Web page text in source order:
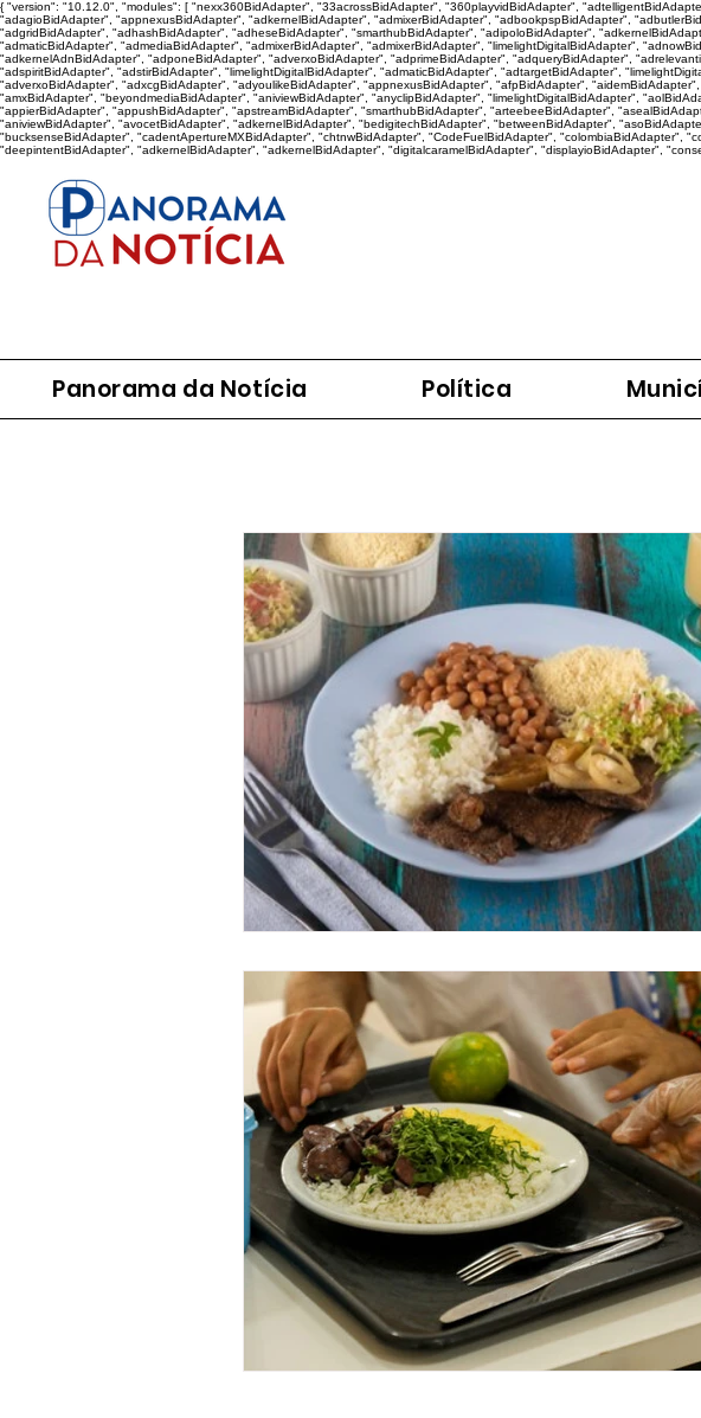
{ "version": "10.12.0", "modules": [ "nexx360BidAdapter", "33acrossBidAdapter", "360playvidBidAdapter",
"adagioBidAdapter", "appnexusBidAdapter", "adkernelBidAdapter", "admixerBidAdapter", "adbookpspBidAdapter",
"adgridBidAdapter", "adhashBidAdapter", "adheseBidAdapter", "smarthubBidAdapter", "adipoloBidAdapter",
"admaticBidAdapter", "admediaBidAdapter", "admixerBidAdapter", "admixerBidAdapter", "limelightDigitalBidAdapter",
"adkernelAdnBidAdapter", "adponeBidAdapter", "adverxoBidAdapter", "adprimeBidAdapter", "adqueryBidAdapter",
"adspiritBidAdapter", "adstirBidAdapter", "limelightDigitalBidAdapter", "admaticBidAdapter", "adtargetBidAdapter",
"adverxoBidAdapter", "adxcgBidAdapter", "adyoulikeBidAdapter", "appnexusBidAdapter", "afpBidAdapter",
"amxBidAdapter", "beyondmediaBidAdapter", "aniviewBidAdapter", "anyclipBidAdapter", "limelightDigitalBidAdapter",
"appierBidAdapter", "appushBidAdapter", "apstreamBidAdapter", "smarthubBidAdapter", "arteebeeBidAdapter",
"aniviewBidAdapter", "avocetBidAdapter", "adkernelBidAdapter", "bedigitechBidAdapter", "betweenBidAdapter",
"bucksenseBidAdapter", "cadentApertureMXBidAdapter", "chtnwBidAdapter", "CodeFuelBidAdapter",
"deepintentBidAdapter", "adkernelBidAdapter", "adkernelBidAdapter", "digitalcaramelBidAdapter", "displayioBidAdapter",
Panorama da Notícia Política